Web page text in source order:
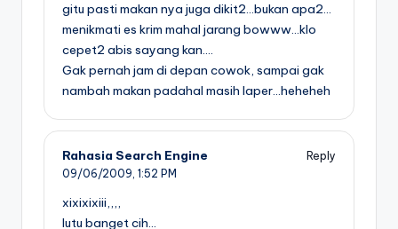
gitu pasti makan nya juga dikit2…bukan apa2…
menikmati es krim mahal jarang bowww…klo
cepet2 abis sayang kan….
Gak pernah jam di depan cowok, sampai gak
nambah makan padahal masih laper…heheheh
Rahasia Search Engine
Reply
09/06/2009, 1:52 PM
xixixixiii,,,,
lutu banget cih…